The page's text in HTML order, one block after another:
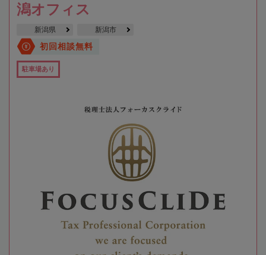
潟オフィス
新潟県 新潟市
初回相談無料
駐車場あり